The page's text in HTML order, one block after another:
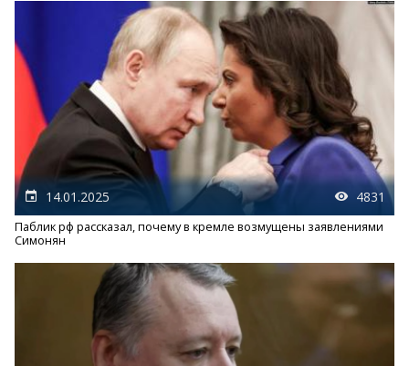
14.01.2025 4831
Паблик рф рассказал, почему в кремле возмущены заявлениями
Симонян